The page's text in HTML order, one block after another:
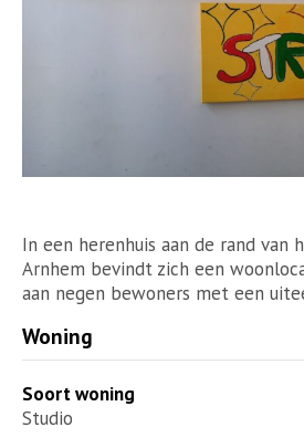
In een herenhuis aan de rand van
Arnhem bevindt zich een
aan negen bewoners met een
Woning
Soort woning
Studio